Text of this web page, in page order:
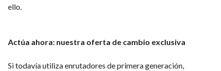
ello.
Actúa ahora: nuestra oferta de cambio exclusiva
Si todavía utiliza enrutadores de primera generación,